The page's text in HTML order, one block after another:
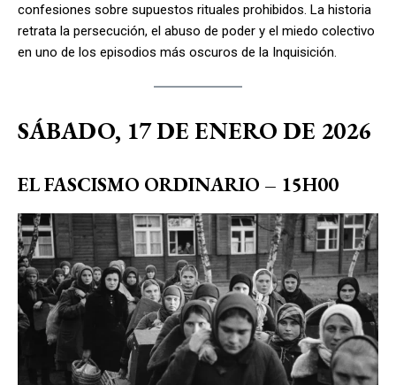
confesiones sobre supuestos rituales prohibidos. La historia
retrata la persecución, el abuso de poder y el miedo colectivo
en uno de los episodios más oscuros de la Inquisición.
SÁBADO, 17 DE ENERO DE 2026
EL FASCISMO ORDINARIO – 15H00